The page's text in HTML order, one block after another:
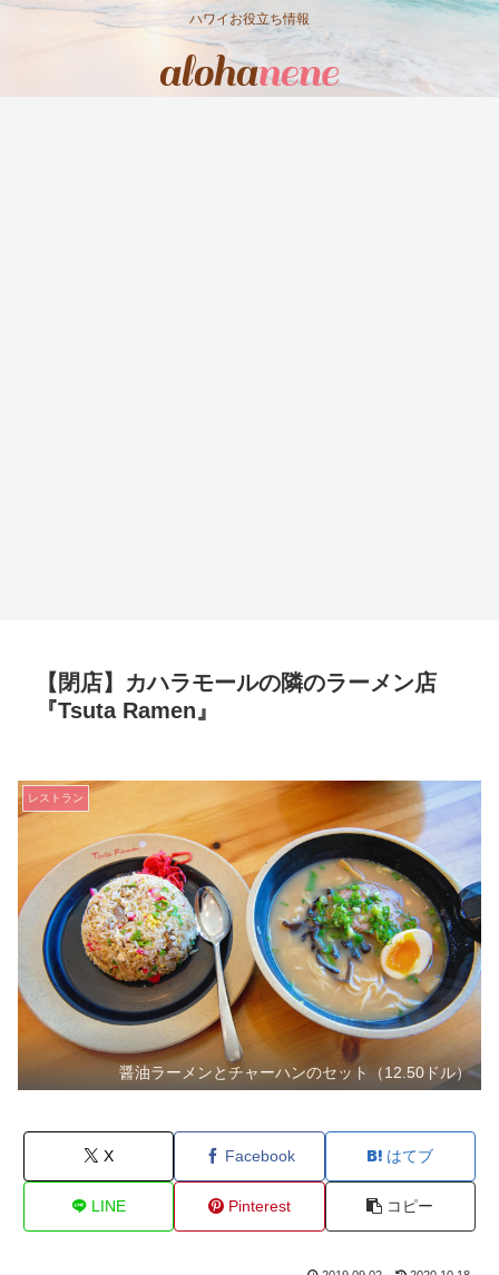
ハワイお役立ち情報
【閉店】カハラモールの隣のラーメン店
『Tsuta Ramen』
レストラン
醤油ラーメンとチャーハンのセット（12.50ドル）
X Facebook はてブ
LINE Pinterest コピー